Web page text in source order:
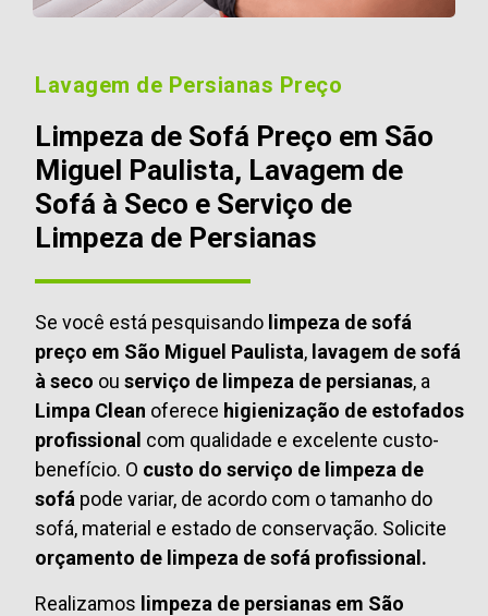
Lavagem de Persianas Preço
Limpeza de Sofá Preço em São
Miguel Paulista, Lavagem de
Sofá à Seco e Serviço de
Limpeza de Persianas
Se você está pesquisando limpeza de sofá
preço em São Miguel Paulista, lavagem de sofá
à seco ou serviço de limpeza de persianas, a
Limpa Clean oferece higienização de estofados
profissional com qualidade e excelente custo-
benefício. O custo do serviço de limpeza de
sofá pode variar, de acordo com o tamanho do
sofá, material e estado de conservação. Solicite
orçamento de limpeza de sofá profissional.
Realizamos limpeza de persianas em São